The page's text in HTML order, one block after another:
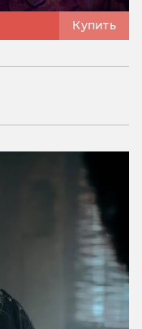
Купить